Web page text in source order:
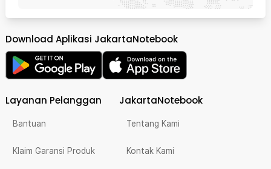
Download Aplikasi JakartaNotebook
Layanan Pelanggan
Bantuan
Klaim Garansi Produk
JakartaNotebook
Tentang Kami
Kontak Kami